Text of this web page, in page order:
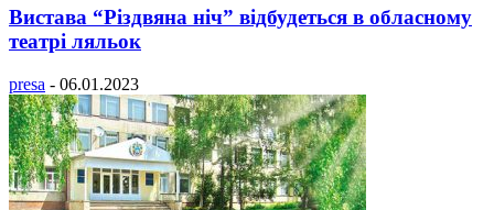
Вистава “Різдвяна ніч” відбудеться в обласному
театрі ляльок
presa - 06.01.2023